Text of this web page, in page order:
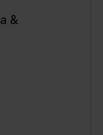
&